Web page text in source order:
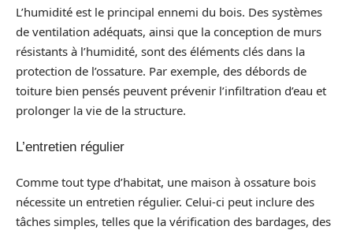
L’humidité est le principal ennemi du bois. Des systèmes
de ventilation adéquats, ainsi que la conception de murs
résistants à l’humidité, sont des éléments clés dans la
protection de l’ossature. Par exemple, des débords de
toiture bien pensés peuvent prévenir l’infiltration d’eau et
prolonger la vie de la structure.
L’entretien régulier
Comme tout type d’habitat, une maison à ossature bois
nécessite un entretien régulier. Celui-ci peut inclure des
tâches simples, telles que la vérification des bardages, des